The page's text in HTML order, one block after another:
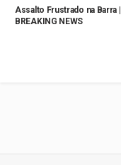
Assalto Frustrado na Barra |
BREAKING NEWS